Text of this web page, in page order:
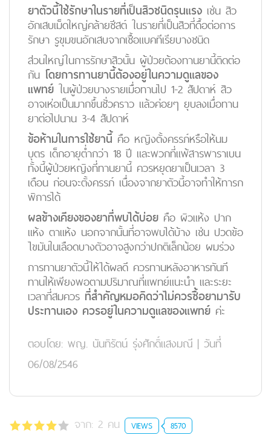
ยาตัวนี้ใช้รักษาในรายที่เป็นสิวชนิดรุนแรง เช่น สิว
อักเสบเม็ดใหญ่คล้ายซีสต์ ในรายที่เป็นสิวที่ดื้อต่อการ
รักษา รูขุมขนอักเสบจากเชื้อแบคทีเรียบางชนิด
ส่วนใหญ่ในการรักษาสิวนั้น ผู้ป่วยต้องทานยานี้ติดต่อ
กัน โดยการทานยานี้ต้องอยู่ในความดูแลของ
แพทย์ ในผู้ป่วยบางรายเมื่อทานไป 1-2 สัปดาห์ สิว
อาจเห่อเป็นมากขึ้นชั่วคราว แล้วค่อยๆ ยุบลงเมื่อทาน
ยาต่อไปนาน 3-4 สัปดาห์
ข้อห้ามในการใช้ยานี้คือ หญิงตั้งครรภ์หรือให้นม
บุตร เด็กอายุต่ำกว่า 18 ปี และพวกที่แพ้สารพาราเบน
ทั้งนี้ผู้ป่วยหญิงที่ทานยานี้ ควรหยุดยาเป็นเวลา 3
เดือน ก่อนจะตั้งครรภ์ เนื่องจากยาตัวนี้อาจทำให้ทารก
พิการได้
ผลข้างเคียงของยาที่พบได้บ่อย คือ ผิวแห้ง ปาก
แห้ง ตาแห้ง นอกจากนั้นที่อาจพบได้บ้าง เช่น ปวดข้อ
ไขมันในเลือดบางตัวอาจสูงกว่าปกติเล็กน้อย ผมร่วง
การทานยาตัวนี้ให้ได้ผลดี ควรทานหลังอาหารทันที
ทานให้เพียงพอตามปริมาณที่แพทย์แนะนำ และระยะ
เวลาที่สมควร ที่สำคัญหมอคิดว่าไม่ควรซื้อยามารับ
ประทานเอง ควรอยู่ในความดูแลของแพทย์ ค่ะ
ตอบโดย: พญ. นันทิรัตน์ รุ่งศักดิ์แสงมณี | วันที่
06/08/2546
จาก: 2 คน VIEWS 8570